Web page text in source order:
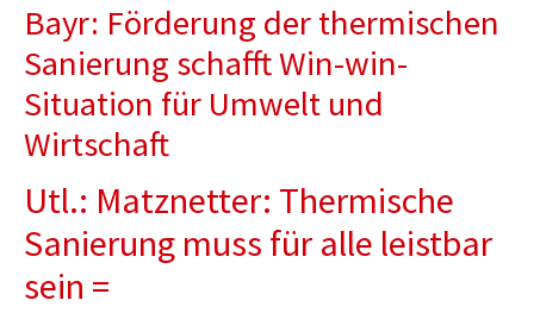
Bayr: Förderung der thermischen
Sanierung schafft Win-win-
Situation für Umwelt und
Wirtschaft
Utl.: Matznetter: Thermische
Sanierung muss für alle leistbar
sein =